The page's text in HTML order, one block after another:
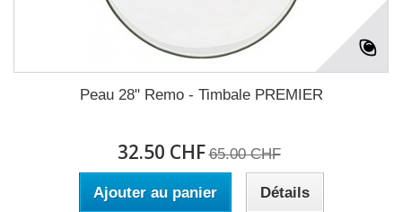
Peau 28" Remo - Timbale PREMIER
32.50 CHF 65.00 CHF
Ajouter au panier Détails